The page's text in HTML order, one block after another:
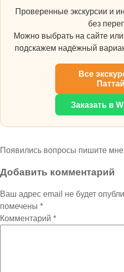
Проверенные экскурсии и
без
Можно выбрать на сайте
подскажем надёжный
Все
Заказать в
Появились вопросы пишите
Добавить комментарий
Ваш адрес email не будет
помечены *
Комментарий *